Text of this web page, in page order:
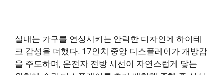
실내는 가구를 연상시키는 안락한 디자인에 하이테
크 감성을 더했다. 17인치 중앙 디스플레이가 개방감
을 주도하며, 운전자 전방 시선이 자연스럽게 닿는